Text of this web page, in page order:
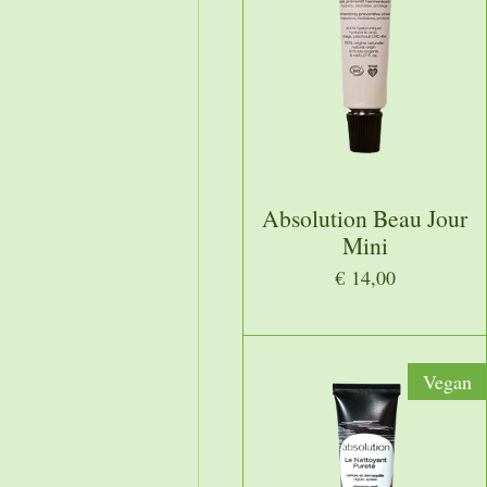
Absolution Beau Jour
Mini
€ 14,00
Vegan